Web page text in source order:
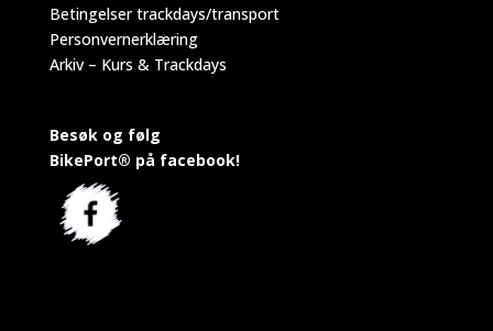
Betingelser trackdays/transport
Personvernerklæring
Arkiv – Kurs & Trackdays
Besøk og følg
BikePort® på facebook!